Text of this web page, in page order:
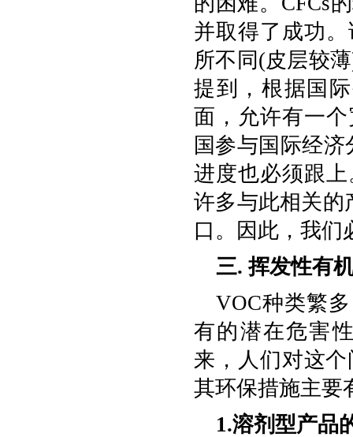
并取得了成功
所不同(皮层较
提到，根据国
面，允许有一
国参与国际经
进度也必须跟
许多与此相关的
口。因此，我们
三. 挥发性有
VOC种类繁
有的潜在危害
来，人们对这
其环保措施主要
1.溶剂型产品